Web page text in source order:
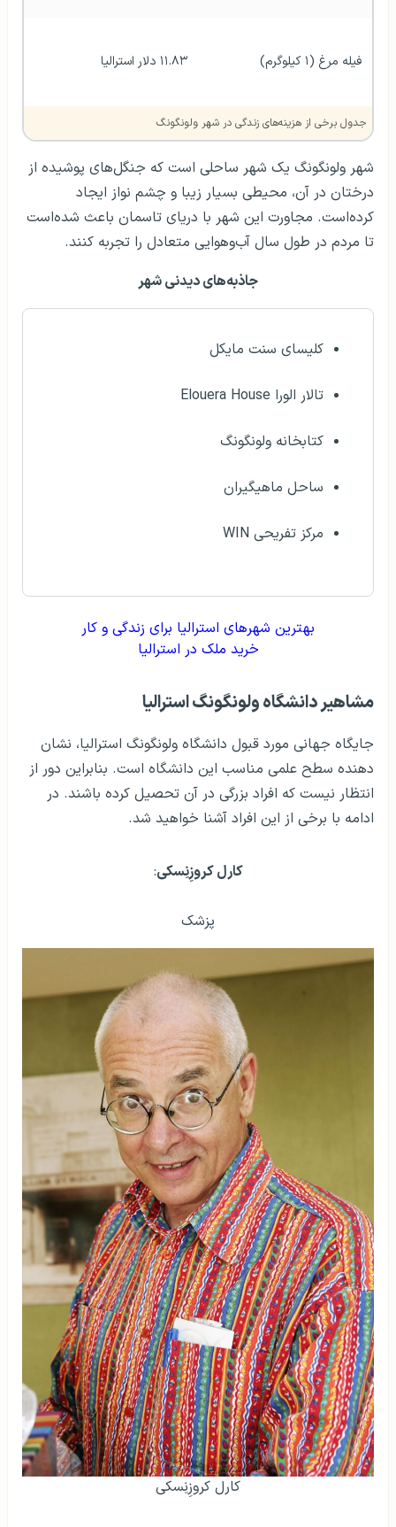
فیله مرغ (۱ کیلوگرم) ۱۱.۸۳ دلار استرالیا
جدول برخی از هزینه‌های زندگی در شهر ولونگونگ
شهر ولونگونگ یک شهر ساحلی است که جنگل‌های پوشیده از
درختان در آن، محیطی بسیار زیبا و چشم نواز ایجاد
کرده‌است. مجاورت این شهر با دریای تاسمان باعث شده‌است
تا مردم در طول سال آب‌وهوایی متعادل را تجربه کنند.
جاذبه‌های دیدنی شهر
کلیسای سنت مایکل
تالار الورا Elouera House
کتابخانه ولونگونگ
ساحل ماهیگیران
مرکز تفریحی WIN
بهترین شهرهای استرالیا برای زندگی و کار
خرید ملک در استرالیا
مشاهير دانشگاه ولونگونگ استرالیا
جایگاه جهانی مورد قبول دانشگاه ولونگونگ استرالیا، نشان
دهنده سطح علمی مناسب این دانشگاه است. بنابراین دور از
انتظار نیست که افراد بزرگی در آن تحصیل کرده باشند. در
ادامه با برخی از این افراد آشنا خواهید شد.
كارل کروزِنِسکی:
پزشک
كارل کروزِنِسکی